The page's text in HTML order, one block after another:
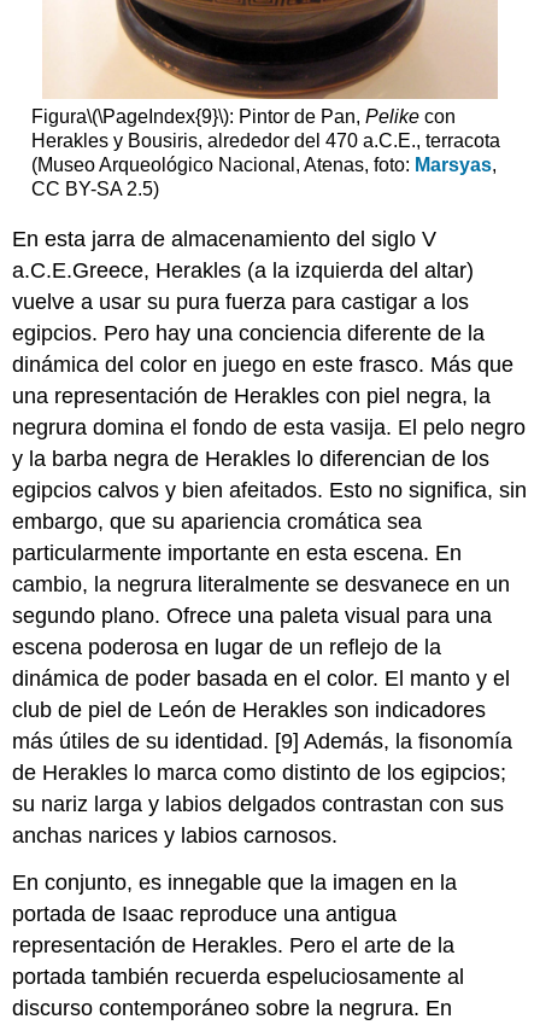
Figura\(\PageIndex{9}\): Pintor de Pan, Pelikecon
Herakles y Bousiris, alrededor del 470 a.C.E., terracota
(Museo Arqueológico Nacional, Atenas, foto: Marsyas,
CC BY-SA 2.5)
En esta jarra de almacenamiento del siglo V
a.C.E.Greece, Herakles (a la izquierda del altar)
vuelve a usar su pura fuerza para castigar a los
egipcios. Pero hay una conciencia diferente de la
dinámica del color en juego en este frasco. Más que
una representación de Herakles con piel negra, la
negrura domina el fondo de esta vasija. El pelo negro
y la barba negra de Herakles lo diferencian de los
egipcios calvos y bien afeitados. Esto no significa, sin
embargo, que su apariencia cromática sea
particularmente importante en esta escena. En
cambio, la negrura literalmente se desvanece en un
segundo plano. Ofrece una paleta visual para una
escena poderosa en lugar de un reflejo de la
dinámica de poder basada en el color. El manto y el
club de piel de León de Herakles son indicadores
más útiles de su identidad. [9] Además, la fisonomía
de Herakles lo marca como distinto de los egipcios;
su nariz larga y labios delgados contrastan con sus
anchas narices y labios carnosos.
En conjunto, es innegable que la imagen en la
portada de Isaac reproduce una antigua
representación de Herakles. Pero el arte de la
portada también recuerda espeluciosamente al
discurso contemporáneo sobre la negrura. En